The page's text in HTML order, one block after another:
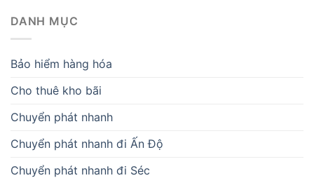
DANH MỤC
Bảo hiểm hàng hóa
Cho thuê kho bãi
Chuyển phát nhanh
Chuyển phát nhanh đi Ấn Độ
Chuyển phát nhanh đi Séc